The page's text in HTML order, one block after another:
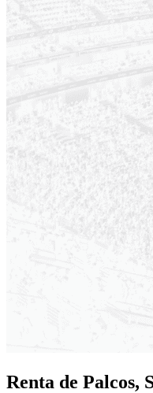
Renta de Palcos,